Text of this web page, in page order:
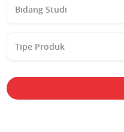
Studi
Produk